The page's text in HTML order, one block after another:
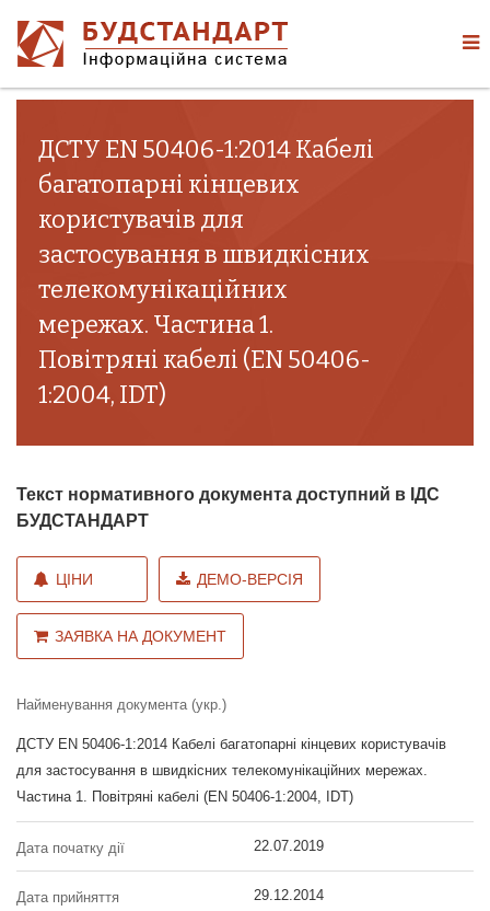
ДСТУ EN 50406-1:2014 Кабелі
багатопарні кінцевих
користувачів для
застосування в швидкісних
телекомунікаційних
мережах. Частина 1.
Повітряні кабелі (EN 50406-
1:2004, IDT)
Текст нормативного документа доступний в ІДС
БУДСТАНДАРТ
ЦІНИ ДЕМО-ВЕРСІЯ
ЗАЯВКА НА ДОКУМЕНТ
Найменування документа (укр.)
ДСТУ EN 50406-1:2014 Кабелі багатопарні кінцевих користувачів
для застосування в швидкісних телекомунікаційних мережах.
Частина 1. Повітряні кабелі (EN 50406-1:2004, IDT)
Дата початку дії 22.07.2019
Дата прийняття 29.12.2014